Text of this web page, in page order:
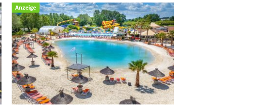
Anzeige